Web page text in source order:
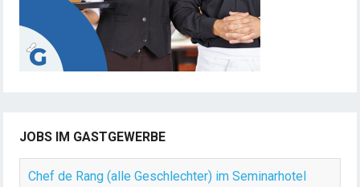
JOBS IM GASTGEWERBE
Chef de Rang (alle Geschlechter) im Seminarhotel